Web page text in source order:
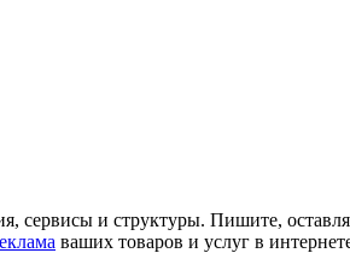
и структуры. Пишите,
ваших товаров и услуг в